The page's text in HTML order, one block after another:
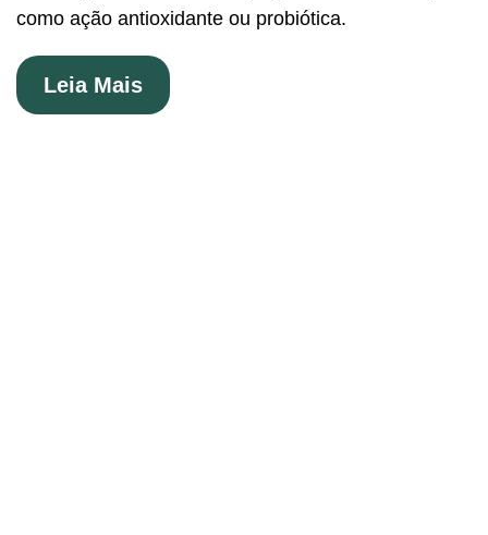
como ação antioxidante ou probiótica.
Leia Mais